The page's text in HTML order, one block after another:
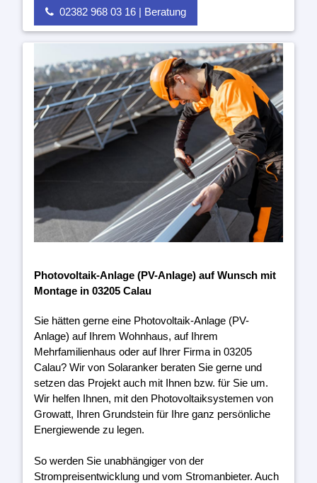
02382 968 03 16 | Beratung
Photovoltaik-Anlage (PV-Anlage) auf Wunsch mit
Montage in 03205 Calau
Sie hätten gerne eine Photovoltaik-Anlage (PV-
Anlage) auf Ihrem Wohnhaus, auf Ihrem
Mehrfamilienhaus oder auf Ihrer Firma in 03205
Calau? Wir von Solaranker beraten Sie gerne und
setzen das Projekt auch mit Ihnen bzw. für Sie um.
Wir helfen Ihnen, mit den Photovoltaiksystemen von
Growatt, Ihren Grundstein für Ihre ganz persönliche
Energiewende zu legen.
So werden Sie unabhängiger von der
Strompreisentwicklung und vom Stromanbieter. Auch